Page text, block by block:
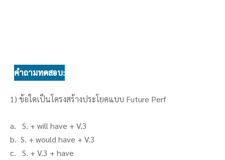
คำถามทดสอบ:
1) ข้อใดเป็นโครงสร้างประโยคแบบ Future Perf
a. S. + will have + V.3
b. S. + would have + V.3
c. S. + V.3 + have